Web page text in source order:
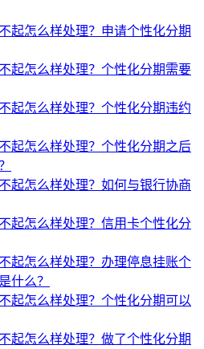
起怎么样处理？申请个性化分期
起怎么样处理？个性化分期需要
起怎么样处理？个性化分期违约
起怎么样处理？个性化分期之后
起怎么样处理？如何与银行协商
起怎么样处理？信用卡个性化分
起怎么样处理？办理停息挂账个
什么？
起怎么样处理？个性化分期可以
起怎么样处理？做了个性化分期